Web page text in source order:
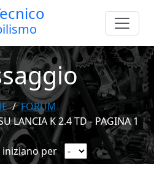
FORUM
LANCIA K 2.4 TD - PAGINA 1
iniziano per